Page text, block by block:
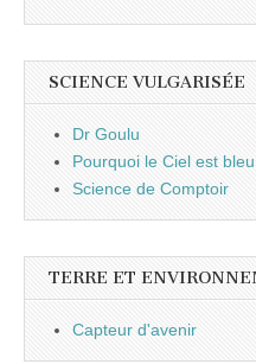
SCIENCE VULGARISÉE
Dr Goulu
Pourquoi le Ciel est
Science de Comptoir
TERRE ET
Capteur d'avenir